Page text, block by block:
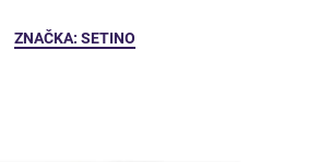
ZNAČKA: SETINO